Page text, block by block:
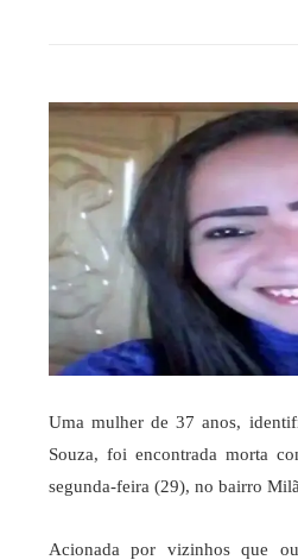
Uma mulher de 37 anos,
Souza, foi encontrada morta
segunda-feira (29), no bairro
Acionada por vizinhos que